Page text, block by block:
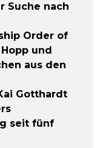
Suche nach
Order of
und
aus den
Gotthardt
seit fünf